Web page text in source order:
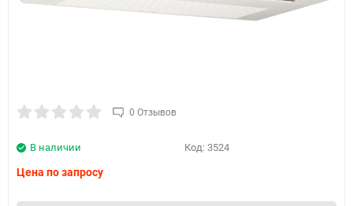
0 Отзывов
Код: 3524
В наличии
Цена по запросу